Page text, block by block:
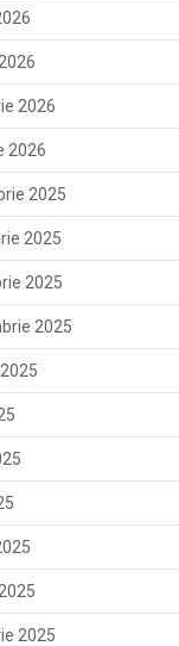
2026
2026
2025
2025
2025
2025
2025